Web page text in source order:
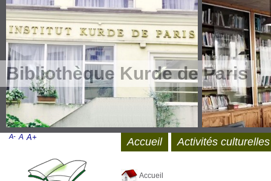
Bibliothèque Kurde de Paris
Accueil
Accueil Activités culturelles
A- A A+